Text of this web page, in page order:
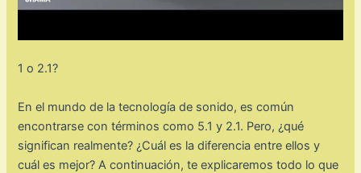
1 o 2.1?
En el mundo de la tecnología de sonido, es común
encontrarse con términos como 5.1 y 2.1. Pero, ¿qué
significan realmente? ¿Cuál es la diferencia entre ellos y
cuál es mejor? A continuación, te explicaremos todo lo que